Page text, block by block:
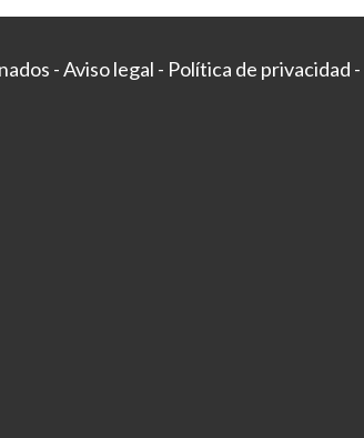
-Aviso legal - Política de privacidad -